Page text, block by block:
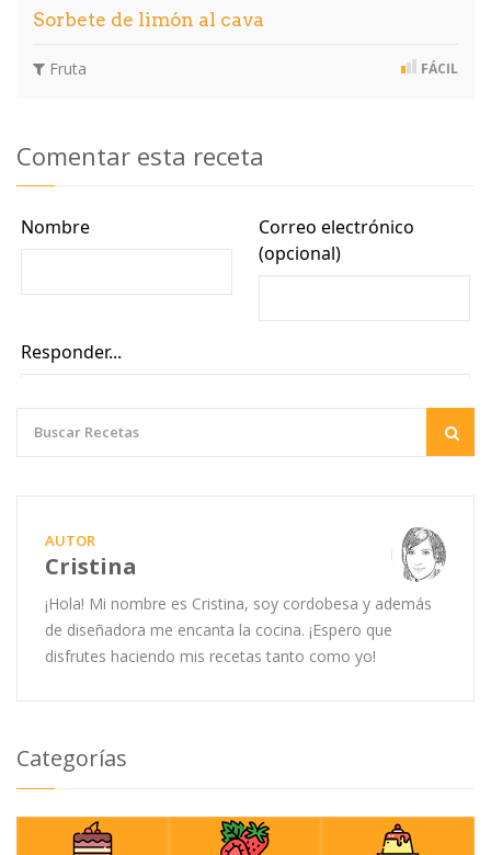
Sorbete de limón al cava
Fruta FÁCIL
Comentar esta receta
AUTOR
Cristina
¡Hola! Mi nombre es Cristina, soy cordobesa y además
de diseñadora me encanta la cocina. ¡Espero que
disfrutes haciendo mis recetas tanto como yo!
Categorías